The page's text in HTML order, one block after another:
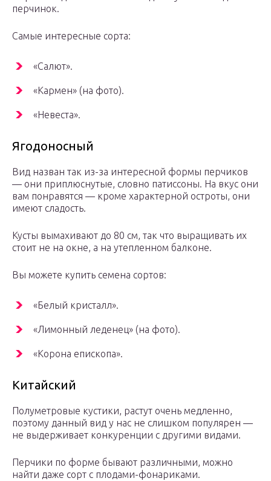
перчинок.
Самые интересные сорта:
«Салют».
«Кармен» (на фото).
«Невеста».
Ягодоносный
Вид назван так из-за интересной формы перчиков
— они приплюснутые, словно патиссоны. На вкус они
вам понравятся — кроме характерной остроты, они
имеют сладость.
Кусты вымахивают до 80 см, так что выращивать их
стоит не на окне, а на утепленном балконе.
Вы можете купить семена сортов:
«Белый кристалл».
«Лимонный леденец» (на фото).
«Корона епископа».
Китайский
Полуметровые кустики, растут очень медленно,
поэтому данный вид у нас не слишком популярен —
не выдерживает конкуренции с другими видами.
Перчики по форме бывают различными, можно
найти даже сорт с плодами-фонариками.